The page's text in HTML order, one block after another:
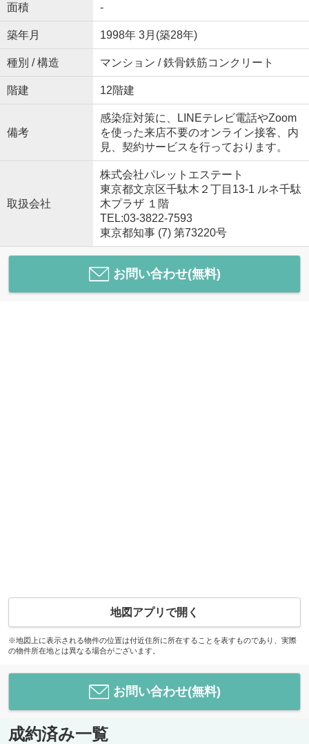
面積 -
築年月 1998年 3月(築28年)
種別 / 構造 マンション / 鉄骨鉄筋コンクリート
階建 12階建
備考
感染症対策に、LINEテレビ電話やZoom
を使った来店不要のオンライン接客、内
見、契約サービスを行っております。
取扱会社
株式会社パレットエステート
東京都文京区千駄木２丁目13-1 ルネ千駄
木プラザ １階
TEL:03-3822-7593
東京都知事 (7) 第73220号
お問い合わせ(無料)
地図アプリで開く
※地図上に表示される物件の位置は付近住所に所在することを表すものであり、実際
の物件所在地とは異なる場合がございます。
お問い合わせ(無料)
成約済み一覧